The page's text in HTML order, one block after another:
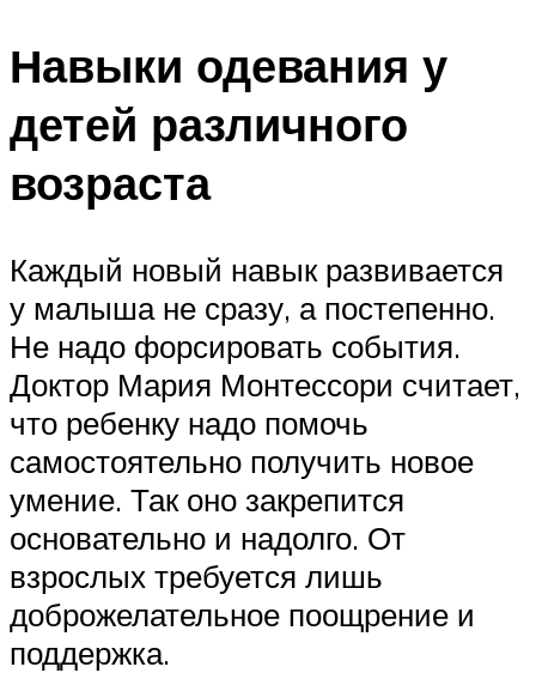
Навыки одевания у
детей различного
возраста
Каждый новый навык развивается
у малыша не сразу, а постепенно.
Не надо форсировать события.
Доктор Мария Монтессори считает,
что ребенку надо помочь
самостоятельно получить новое
умение. Так оно закрепится
основательно и надолго. От
взрослых требуется лишь
доброжелательное поощрение и
поддержка.